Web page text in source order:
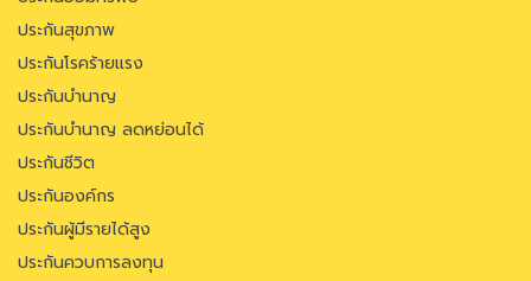
ประกันสุขภาพ
ประกันโรคร้ายแรง
ประกันบำนาญ
ประกันบำนาญ ลดหย่อนได้
ประกันชีวิต
ประกันองค์กร
ประกันผู้มีรายได้สูง
ประกันควบการลงทุน